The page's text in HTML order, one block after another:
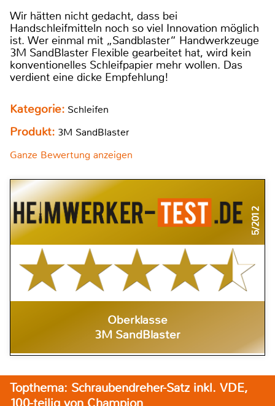
Wir hätten nicht gedacht, dass bei
Handschleifmitteln noch so viel Innovation möglich
ist. Wer einmal mit „Sandblaster“ Handwerkzeuge
3M SandBlaster Flexible gearbeitet hat, wird kein
konventionelles Schleifpapier mehr wollen. Das
verdient eine dicke Empfehlung!
Kategorie: Schleifen
Produkt: 3M SandBlaster
Ganze Bewertung anzeigen
5/2012
Oberklasse
3M SandBlaster
Topthema: Schraubendreher-Satz inkl. VDE,